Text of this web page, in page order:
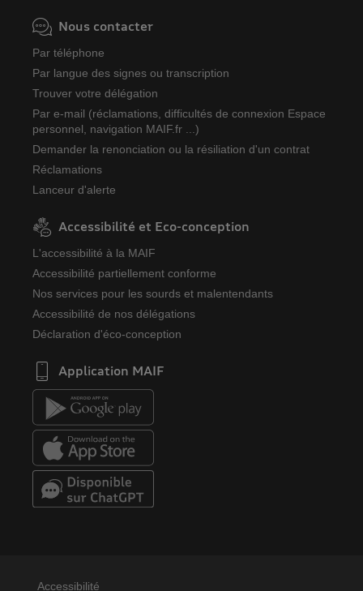
Nous contacter
Par téléphone
Par langue des signes ou transcription
Trouver votre délégation
Par e-mail (réclamations, difficultés de connexion Espace
personnel, navigation MAIF.fr ...)
Demander la renonciation ou la résiliation d'un contrat
Réclamations
Lanceur d'alerte
Accessibilité et Eco-conception
L'accessibilité à la MAIF
Accessibilité partiellement conforme
Nos services pour les sourds et malentendants
Accessibilité de nos délégations
Déclaration d'éco-conception
Application MAIF
Accessibilité